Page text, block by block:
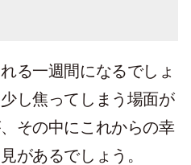
る一週間になるでしょ
し焦ってしまう場面が
その中にこれからの幸
があるでしょう。